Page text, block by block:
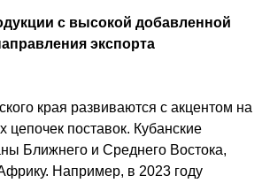
с высокой добавленной
экспорта
края развиваются с акцентом на
поставок. Кубанские
Ближнего и Среднего Востока,
Например, в 2023 году